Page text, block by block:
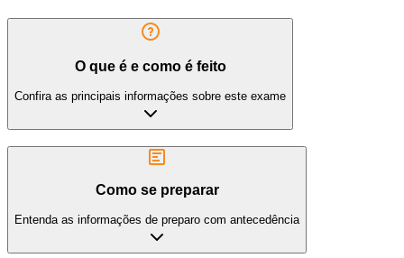
O que é e como é feito
Confira as principais informações sobre este exame
Como se preparar
Entenda as informações de preparo com antecedência